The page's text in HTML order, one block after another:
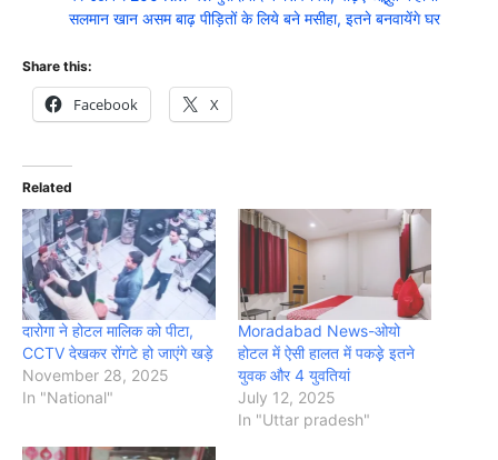
सलमान खान असम बाढ़ पीड़ितों के लिये बने मसीहा, इतने बनवायेंगे घर
Share this:
Facebook X
Related
दारोगा ने होटल मालिक को पीटा,
CCTV देखकर रोंगटे हो जाएंगे खड़े
November 28, 2025
In "National"
Moradabad News-ओयो
होटल में ऐसी हालत में पकड़े़ इतने
युवक और 4 युवतियां
July 12, 2025
In "Uttar pradesh"